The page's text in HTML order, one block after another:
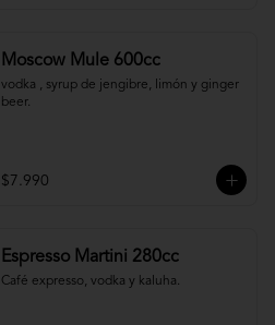
Moscow Mule 600cc
vodka , syrup de jengibre, limón y ginger
beer.
$7.990
Espresso Martini 280cc
Café expresso, vodka y kaluha.